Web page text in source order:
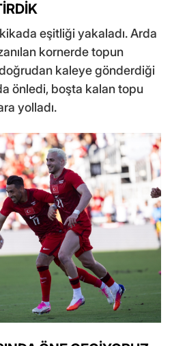
eşitliği yakaladı. Arda
kornerde topun
kaleye gönderdiği
önledi, boşta kalan topu
yolladı.